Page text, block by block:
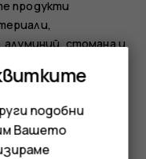
продукти
стомана и
в
подобни
Вашето